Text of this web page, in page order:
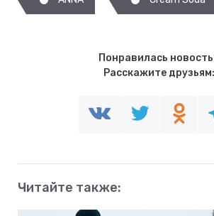
Понравилась
Расскажите друзьям:
Читайте также: